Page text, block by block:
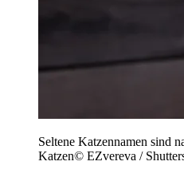
Seltene Katzennamen sind
Katzen© EZvereva /